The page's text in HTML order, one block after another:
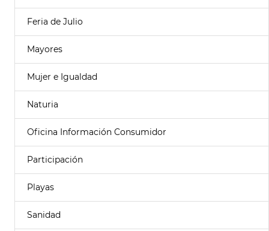
Feria de Julio
Mayores
Mujer e Igualdad
Naturia
Oficina Información Consumidor
Participación
Playas
Sanidad